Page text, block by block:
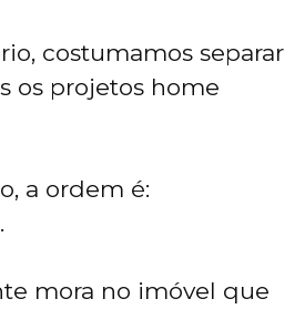
costumamos separar
os projetos home
a ordem é:
mora no imóvel que